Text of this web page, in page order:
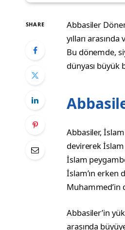
SHARE
Abbasiler
yılları
Bu dönemde,
dünyası büyük
Abbasiler,
devirerek İslam
İslam
İslam’ın erken
Muhammed’in
Abbasiler’in
arasında